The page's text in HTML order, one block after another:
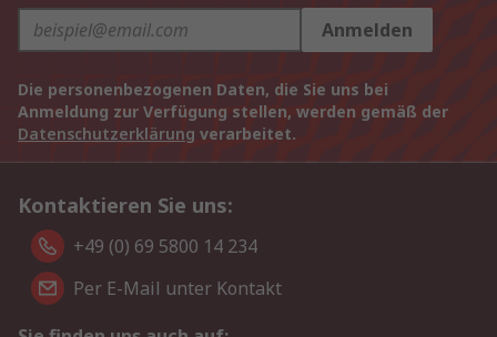
Anmelden
Die personenbezogenen Daten, die Sie uns bei
Anmeldung zur Verfügung stellen, werden gemäß der
Datenschutzerklärung verarbeitet.
Kontaktieren Sie uns:
+49 (0) 69 5800 14 234
Per E-Mail unter Kontakt